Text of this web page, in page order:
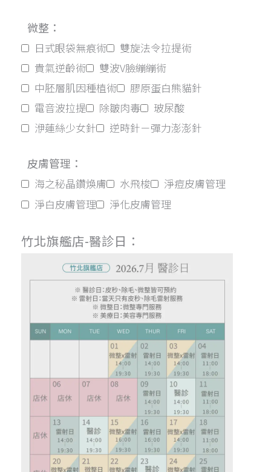
微整：
日式眼袋無痕術
雙旋法令拉提術
貴氣逆齡術
雙波V臉繃繃術
中胚層肌因種植術
膠原蛋白熊貓針
電音波拉提
除皺肉毒
玻尿酸
洢蓮絲少女針
逆時針－彈力澎澎針
皮膚管理：
海之秘晶鑽煥膚 水飛梭
淨痘皮膚管理
淨白皮膚管理
淨化皮膚管理
竹北旗艦店-醫診日：